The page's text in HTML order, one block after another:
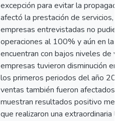
excepción para evitar la
afectó la prestación de servicios,
empresas entrevistadas no
operaciones al 100% y aún en la
encuentran con bajos niveles de
empresas tuvieron disminución en
los primeros periodos del año
ventas también fueron afectados;
muestran resultados positivo
que realizaron una extraordinaria